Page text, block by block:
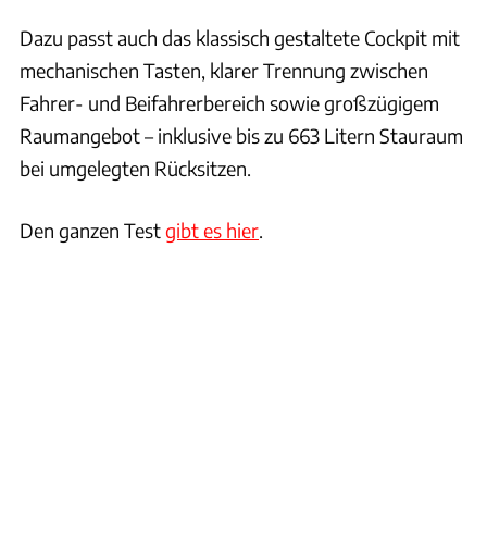
Dazu passt auch das klassisch gestaltete Cockpit mit
mechanischen Tasten, klarer Trennung zwischen
Fahrer- und Beifahrerbereich sowie großzügigem
Raumangebot – inklusive bis zu 663 Litern Stauraum
bei umgelegten Rücksitzen.
Den ganzen Testgibt es hier.